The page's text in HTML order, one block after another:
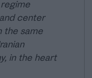
regime
center
the same
in the heart